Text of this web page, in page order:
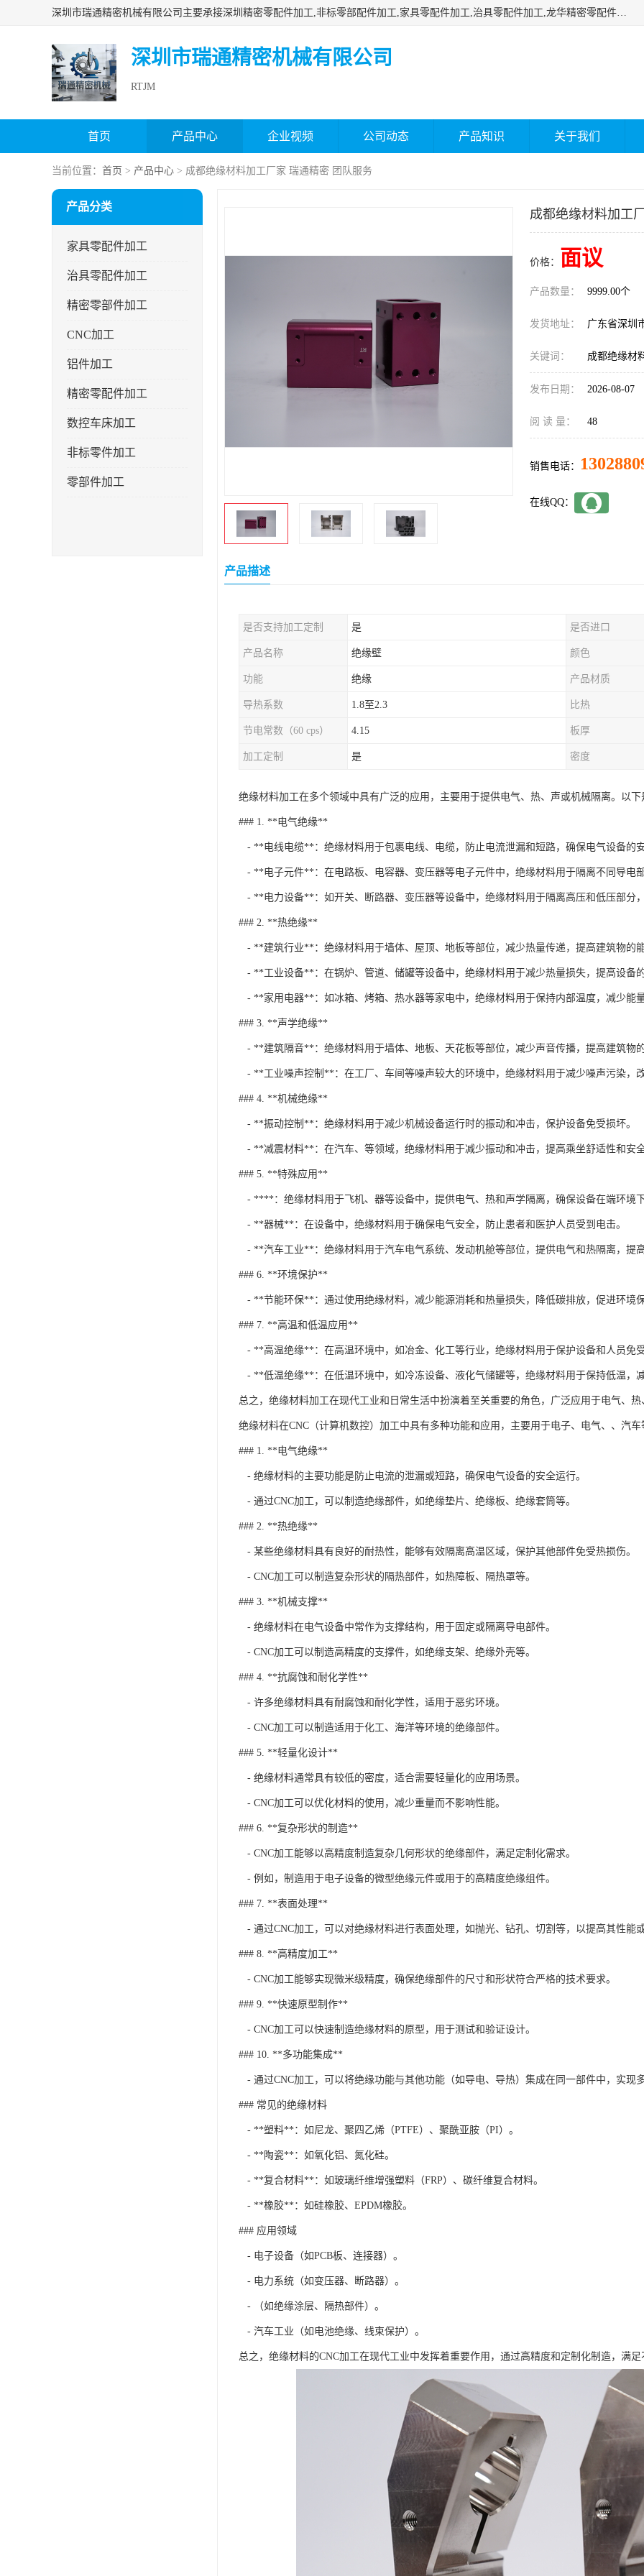
深圳市瑞通精密机械有限公司主要承接深圳精密零配件加工,非标零部配件加工,家具零配件加工,治具零配件加工,龙华精密零配件加工等各种各种精密机械加工，欢迎来来电咨询！
深圳市瑞通精密机械有限公司
RTJM
首页 产品中心 企业视频 公司动态 产品知识 关于我们
当前位置： 首页 > 产品中心 > 成都绝缘材料加工厂家 瑞通精密 团队服务
产品分类
家具零配件加工
治具零配件加工
精密零部件加工
CNC加工
铝件加工
精密零配件加工
数控车床加工
非标零件加工
零部件加工
成都绝缘材料加工
价格： 面议
产品数量： 9999.00个
发货地址： 广东省深圳
关键词： 成都绝缘材
发布日期： 2026-08-07
阅 读 量： 48
销售电话：
在线QQ：
产品描述
是否支持加工定制 是 是否进口
产品名称 绝缘壁 颜色
功能 绝缘 产品材质
导热系数 1.8至2.3 比热
节电常数（60 cps） 4.15 板厚
加工定制 是 密度
绝缘材料加工在多个领域中具有广泛的应用，主要用于提供电气、热、声或机械隔离。以下
### 1. **电气绝缘**
- **电线电缆**：绝缘材料用于包裹电线、电缆，防止电流泄漏和短路，确保电气设备的安
- **电子元件**：在电路板、电容器、变压器等电子元件中，绝缘材料用于隔离不同导电
- **电力设备**：如开关、断路器、变压器等设备中，绝缘材料用于隔离高压和低压部分
### 2. **热绝缘**
- **建筑行业**：绝缘材料用于墙体、屋顶、地板等部位，减少热量传递，提高建筑物的能
- **工业设备**：在锅炉、管道、储罐等设备中，绝缘材料用于减少热量损失，提高设备的
- **家用电器**：如冰箱、烤箱、热水器等家电中，绝缘材料用于保持内部温度，减少能量
### 3. **声学绝缘**
- **建筑隔音**：绝缘材料用于墙体、地板、天花板等部位，减少声音传播，提高建筑物的
- **工业噪声控制**：在工厂、车间等噪声较大的环境中，绝缘材料用于减少噪声污染，改
### 4. **机械绝缘**
- **振动控制**：绝缘材料用于减少机械设备运行时的振动和冲击，保护设备免受损坏。
- **减震材料**：在汽车、等领域，绝缘材料用于减少振动和冲击，提高乘坐舒适性和安全
### 5. **特殊应用**
- ****：绝缘材料用于飞机、器等设备中，提供电气、热和声学隔离，确保设备在端环境下
- **器械**：在设备中，绝缘材料用于确保电气安全，防止患者和医护人员受到电击。
- **汽车工业**：绝缘材料用于汽车电气系统、发动机舱等部位，提供电气和热隔离，提
### 6. **环境保护**
- **节能环保**：通过使用绝缘材料，减少能源消耗和热量损失，降低碳排放，促进环境保
### 7. **高温和低温应用**
- **高温绝缘**：在高温环境中，如冶金、化工等行业，绝缘材料用于保护设备和人员免受
- **低温绝缘**：在低温环境中，如冷冻设备、液化气储罐等，绝缘材料用于保持低温，减
总之，绝缘材料加工在现代工业和日常生活中扮演着至关重要的角色，广泛应用于电气、
绝缘材料在CNC（计算机数控）加工中具有多种功能和应用，主要用于电子、电气、、汽车
### 1. **电气绝缘**
- 绝缘材料的主要功能是防止电流的泄漏或短路，确保电气设备的安全运行。
- 通过CNC加工，可以制造绝缘部件，如绝缘垫片、绝缘板、绝缘套筒等。
### 2. **热绝缘**
- 某些绝缘材料具有良好的耐热性，能够有效隔离高温区域，保护其他部件免受热损伤。
- CNC加工可以制造复杂形状的隔热部件，如热障板、隔热罩等。
### 3. **机械支撑**
- 绝缘材料在电气设备中常作为支撑结构，用于固定或隔离导电部件。
- CNC加工可以制造高精度的支撑件，如绝缘支架、绝缘外壳等。
### 4. **抗腐蚀和耐化学性**
- 许多绝缘材料具有耐腐蚀和耐化学性，适用于恶劣环境。
- CNC加工可以制造适用于化工、海洋等环境的绝缘部件。
### 5. **轻量化设计**
- 绝缘材料通常具有较低的密度，适合需要轻量化的应用场景。
- CNC加工可以优化材料的使用，减少重量而不影响性能。
### 6. **复杂形状的制造**
- CNC加工能够以高精度制造复杂几何形状的绝缘部件，满足定制化需求。
- 例如，制造用于电子设备的微型绝缘元件或用于的高精度绝缘组件。
### 7. **表面处理**
- 通过CNC加工，可以对绝缘材料进行表面处理，如抛光、钻孔、切割等，以提高其性能或
### 8. **高精度加工**
- CNC加工能够实现微米级精度，确保绝缘部件的尺寸和形状符合严格的技术要求。
### 9. **快速原型制作**
- CNC加工可以快速制造绝缘材料的原型，用于测试和验证设计。
### 10. **多功能集成**
- 通过CNC加工，可以将绝缘功能与其他功能（如导电、导热）集成在同一部件中，实现多
### 常见的绝缘材料
- **塑料**：如尼龙、聚四乙烯（PTFE）、聚酰亚胺（PI）。
- **陶瓷**：如氧化铝、氮化硅。
- **复合材料**：如玻璃纤维增强塑料（FRP）、碳纤维复合材料。
- **橡胶**：如硅橡胶、EPDM橡胶。
### 应用领域
- 电子设备（如PCB板、连接器）。
- 电力系统（如变压器、断路器）。
- （如绝缘涂层、隔热部件）。
- 汽车工业（如电池绝缘、线束保护）。
总之，绝缘材料的CNC加工在现代工业中发挥着重要作用，通过高精度和定制化制造，满足